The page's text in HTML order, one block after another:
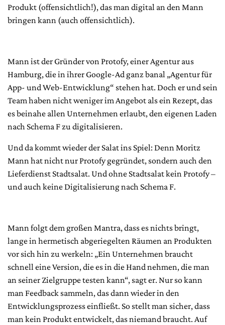
Produkt (offensichtlich!), das man digital an den Mann
bringen kann (auch offensichtlich).
Mann ist der Gründer von Protofy, einer Agentur aus
Hamburg, die in ihrer Google-Ad ganz banal „Agentur für
App- und Web-Entwicklung“ stehen hat. Doch er und sein
Team haben nicht weniger im Angebot als ein Rezept, das
es beinahe allen Unternehmen erlaubt, den eigenen Laden
nach Schema F zu digitalisieren.
Und da kommt wieder der Salat ins Spiel: Denn Moritz
Mann hat nicht nur Protofy gegründet, sondern auch den
Lieferdienst Stadtsalat. Und ohne Stadtsalat kein Protofy –
und auch keine Digitalisierung nach Schema F.
Mann folgt dem großen Mantra, dass es nichts bringt,
lange in hermetisch abgeriegelten Räumen an Produkten
vor sich hin zu werkeln: „Ein Unternehmen braucht
schnell eine Version, die es in die Hand nehmen, die man
an seiner Zielgruppe testen kann“, sagt er. Nur so kann
man Feedback sammeln, das dann wieder in den
Entwicklungsprozess einfließt. So stellt man sicher, dass
man kein Produkt entwickelt, das niemand braucht. Auf